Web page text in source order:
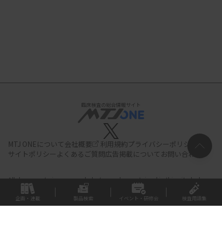
臨床検査の総合情報サイト
MTJ ONEについて会社概要 利用規約プライバシーポリシー
サイトポリシー よくあるご質問広告掲載について お問い合わせ
All documents,images and photographs contained in this site belong
to JIHO,Inc.
Use of these documents, images and photographs is
strictly prohibited.Copyright (C) JIHO,Inc.
企画・連載 製品検索 イベント・研修会 検査用語集